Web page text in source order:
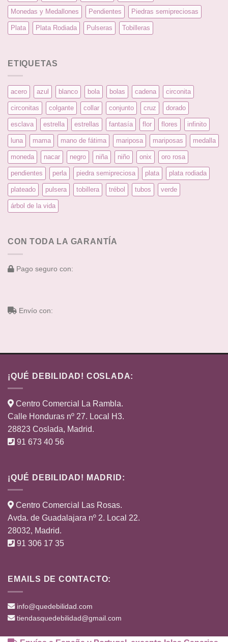
Monedas y Medallones Pendientes Piedras semipreciosas
Plata Plata Rodiada Pulseras Tobilleras
ETIQUETAS
acero azul blanco bola bolas cadena circonita
circonitas colgante collar conjunto cruz dorado
esclava estrella estrellas fantasía flor flores infinito
luna mama mano de fátima mariposa mariposas medalla
moneda nacar negro niña niño onix oro rosa
pendientes perla piedra semipreciosa plata plata rodiada
plateado pulsera tobillera trébol tubos verde
árbol de la vida
CON TODA LA GARANTÍA
Pago seguro con:
Envío con:
¡QUÉ DEBILIDAD! COSLADA:
Centro Comercial La Rambla.
Calle Honduras nº 27. Local H3.
28823 Coslada, Madrid.
91 673 40 56
¡QUÉ DEBILIDAD! MADRID:
Centro Comercial Las Rosas.
Avda. de Guadalajara nº 2. Local 22.
28032, Madrid.
91 306 17 35
EMAILS DE CONTACTO:
info@quedebilidad.com
tiendasquedebilidad@gmail.com